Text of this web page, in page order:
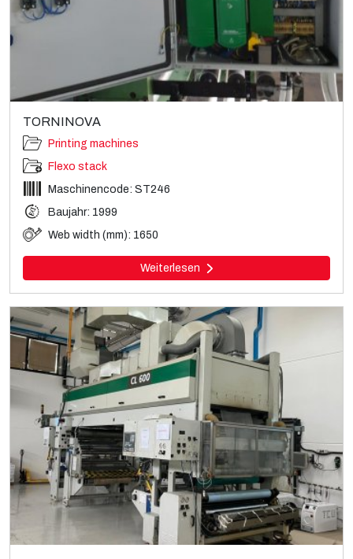
TORNINOVA
Printing machines
Flexo stack
Maschinencode: ST246
Baujahr: 1999
Web width (mm): 1650
Weiterlesen